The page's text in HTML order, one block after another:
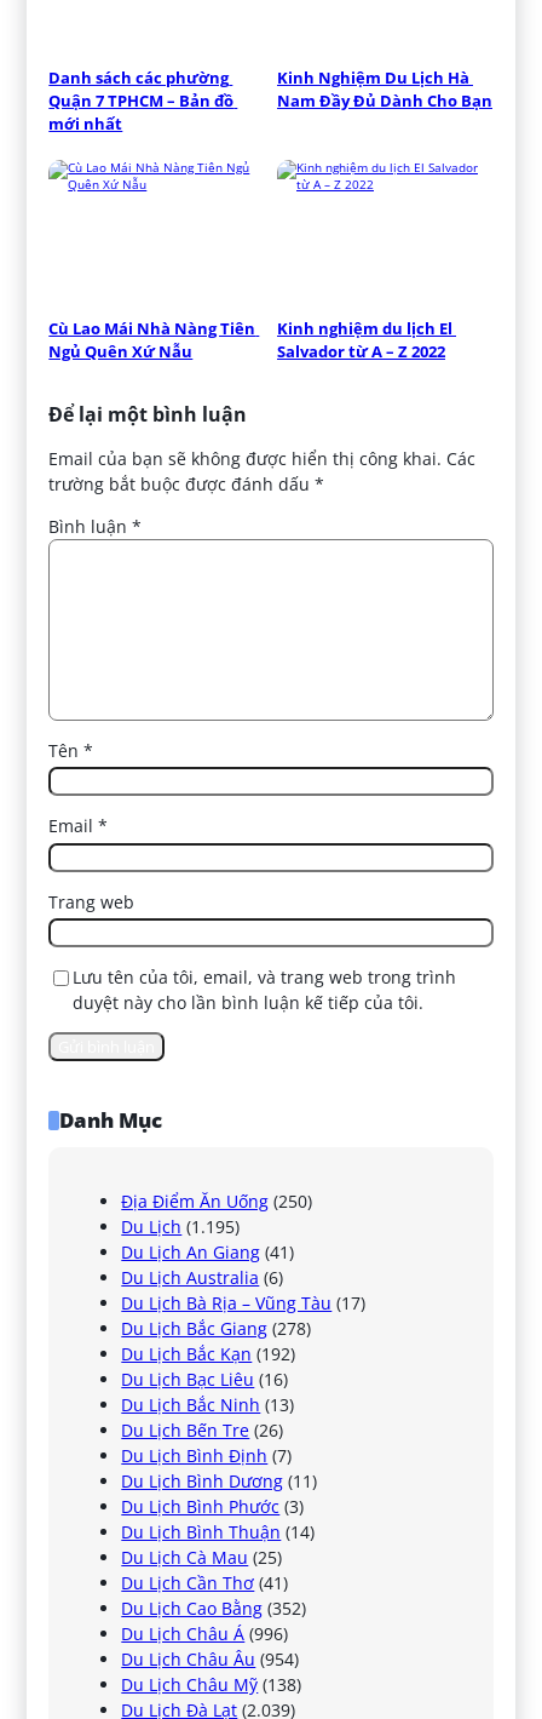
Danh sách các phường
Quận 7 TPHCM – Bản đồ
mới nhất
Kinh Nghiệm Du Lịch Hà
Nam Đầy Đủ Dành Cho Bạn
Cù Lao Mái Nhà Nàng Tiên
Ngủ Quên Xứ Nẫu
Kinh nghiệm du lịch El
Salvador từ A – Z 2022
Để lại một bình luận
Email của bạn sẽ không được hiển thị công khai. Các
trường bắt buộc được đánh dấu*
Bình luận*
Tên*
Email*
Trang web
Lưu tên của tôi, email, và trang web trong trình
duyệt này cho lần bình luận kế tiếp của tôi.
Danh Mục
Địa Điểm Ăn Uống (250)
Du Lịch (1.195)
Du Lịch An Giang (41)
Du Lịch Australia (6)
Du Lịch Bà Rịa – Vũng Tàu (17)
Du Lịch Bắc Giang (278)
Du Lịch Bắc Kạn (192)
Du Lịch Bạc Liêu (16)
Du Lịch Bắc Ninh (13)
Du Lịch Bến Tre (26)
Du Lịch Bình Định (7)
Du Lịch Bình Dương (11)
Du Lịch Bình Phước (3)
Du Lịch Bình Thuận (14)
Du Lịch Cà Mau (25)
Du Lịch Cần Thơ (41)
Du Lịch Cao Bằng (352)
Du Lịch Châu Á (996)
Du Lịch Châu Âu (954)
Du Lịch Châu Mỹ (138)
Du Lịch Đà Lạt (2.039)